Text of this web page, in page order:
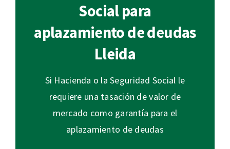
Social para
aplazamiento de deudas
Lleida
Si Hacienda o la Seguridad Social le
requiere una tasación de valor de
mercado como garantía para el
aplazamiento de deudas